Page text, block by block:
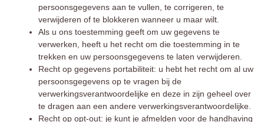
persoonsgegevens aan te vullen, te corrigeren, te
verwijderen of te blokkeren wanneer u maar wilt.
Als u ons toestemming geeft om uw gegevens te
verwerken, heeft u het recht om die toestemming in te
trekken en uw persoonsgegevens te laten verwijderen.
Recht op gegevens portabiliteit: u hebt het recht om al uw
persoonsgegevens op te vragen bij de
verwerkingsverantwoordelijke en deze in zijn geheel over
te dragen aan een andere verwerkingsverantwoordelijke.
Recht op opt-out: je kunt je afmelden voor de handhaving